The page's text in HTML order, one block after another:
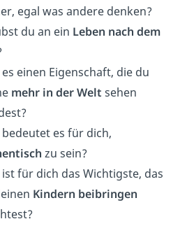
egal was andere denken?
du an ein Leben nach dem
einen Eigenschaft, die du
mehr in der Welt sehen
bedeutet es für dich,
zu sein?
ist für dich das Wichtigste, das
Kindern beibringen